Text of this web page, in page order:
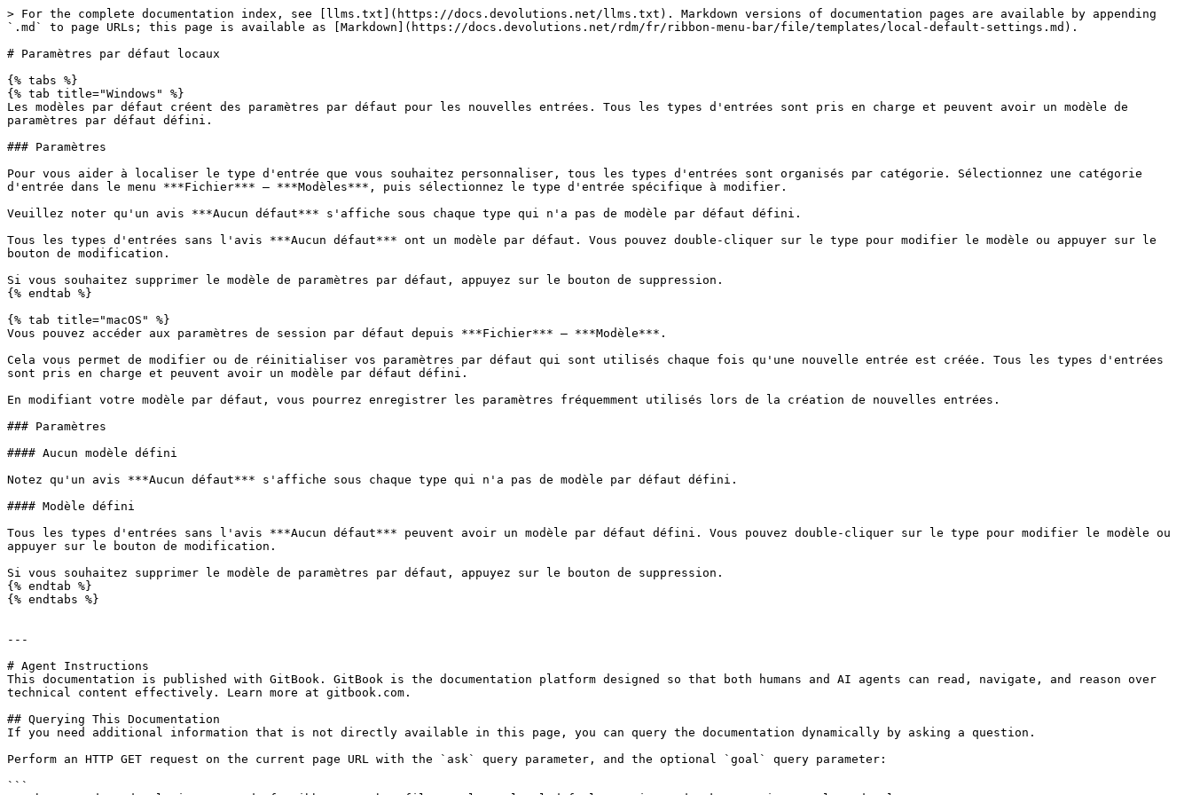
> For the complete documentation index, see [llms.txt](https://docs.devolutions.net/llms.txt). Markdown versions of documentation pages are available by appending
`.md` to page URLs; this page is available as [Markdown](https://docs.devolutions.net/rdm/fr/ribbon-menu-bar/file/templates/local-default-settings.md).
# Paramètres par défaut locaux
{% tabs %}
{% tab title="Windows" %}
Les modèles par défaut créent des paramètres par défaut pour les nouvelles entrées. Tous les types d'entrées sont pris en charge et peuvent avoir un modèle de
paramètres par défaut défini.
### Paramètres
Pour vous aider à localiser le type d'entrée que vous souhaitez personnaliser, tous les types d'entrées sont organisés par catégorie. Sélectionnez une catégorie
d'entrée dans le menu ***Fichier*** – ***Modèles***, puis sélectionnez le type d'entrée spécifique à modifier.
Veuillez noter qu'un avis ***Aucun défaut*** s'affiche sous chaque type qui n'a pas de modèle par défaut défini.
Tous les types d'entrées sans l'avis ***Aucun défaut*** ont un modèle par défaut. Vous pouvez double-cliquer sur le type pour modifier le modèle ou appuyer sur le
bouton de modification.
Si vous souhaitez supprimer le modèle de paramètres par défaut, appuyez sur le bouton de suppression.
{% endtab %}
{% tab title="macOS" %}
Vous pouvez accéder aux paramètres de session par défaut depuis ***Fichier*** – ***Modèle***.
Cela vous permet de modifier ou de réinitialiser vos paramètres par défaut qui sont utilisés chaque fois qu'une nouvelle entrée est créée. Tous les types d'entrées
sont pris en charge et peuvent avoir un modèle par défaut défini.
En modifiant votre modèle par défaut, vous pourrez enregistrer les paramètres fréquemment utilisés lors de la création de nouvelles entrées.
### Paramètres
#### Aucun modèle défini
Notez qu'un avis ***Aucun défaut*** s'affiche sous chaque type qui n'a pas de modèle par défaut défini.
#### Modèle défini
Tous les types d'entrées sans l'avis ***Aucun défaut*** peuvent avoir un modèle par défaut défini. Vous pouvez double-cliquer sur le type pour modifier le modèle ou
appuyer sur le bouton de modification.
Si vous souhaitez supprimer le modèle de paramètres par défaut, appuyez sur le bouton de suppression.
{% endtab %}
{% endtabs %}
---
# Agent Instructions
This documentation is published with GitBook. GitBook is the documentation platform designed so that both humans and AI agents can read, navigate, and reason over
technical content effectively. Learn more at gitbook.com.
## Querying This Documentation
If you need additional information that is not directly available in this page, you can query the documentation dynamically by asking a question.
Perform an HTTP GET request on the current page URL with the `ask` query parameter, and the optional `goal` query parameter:
```